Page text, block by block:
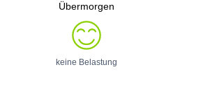
Übermorgen
keine Belastung